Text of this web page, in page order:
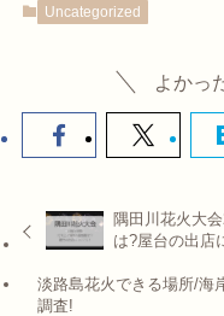
Uncategorized
よかっ
隅田川花火大
は?屋台の出店
淡路島花火できる場所/海
調査!